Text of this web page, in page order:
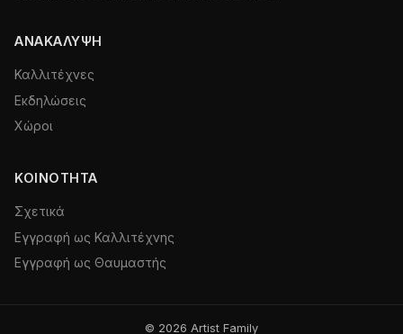
ΑΝΑΚΆΛΥΨΗ
Καλλιτέχνες
Εκδηλώσεις
Χώροι
ΚΟΙΝΌΤΗΤΑ
Σχετικά
Εγγραφή ως Καλλιτέχνης
Εγγραφή ως Θαυμαστής
© 2026 Artist Family